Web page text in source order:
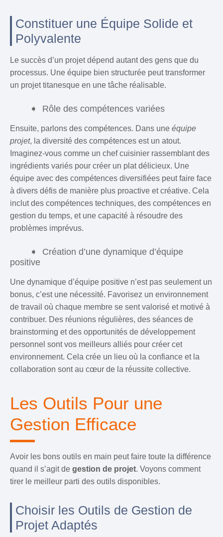
Constituer une Équipe Solide et
Polyvalente
Le succès d’un projet dépend autant des gens que du
processus. Une équipe bien structurée peut transformer
un projet titanesque en une tâche réalisable.
Rôle des compétences variées
Ensuite, parlons des compétences. Dans une équipe
projet, la diversité des compétences est un atout.
Imaginez-vous comme un chef cuisinier rassemblant des
ingrédients variés pour créer un plat délicieux. Une
équipe avec des compétences diversifiées peut faire face
à divers défis de manière plus proactive et créative. Cela
inclut des compétences techniques, des compétences en
gestion du temps, et une capacité à résoudre des
problèmes imprévus.
Création d’une dynamique d’équipe
positive
Une dynamique d’équipe positive n’est pas seulement un
bonus, c’est une nécessité. Favorisez un environnement
de travail où chaque membre se sent valorisé et motivé à
contribuer. Des réunions régulières, des séances de
brainstorming et des opportunités de développement
personnel sont vos meilleurs alliés pour créer cet
environnement. Cela crée un lieu où la confiance et la
collaboration sont au cœur de la réussite collective.
Les Outils Pour une
Gestion Efficace
Avoir les bons outils en main peut faire toute la différence
quand il s’agit de gestion de projet. Voyons comment
tirer le meilleur parti des outils disponibles.
Choisir les Outils de Gestion de
Projet Adaptés